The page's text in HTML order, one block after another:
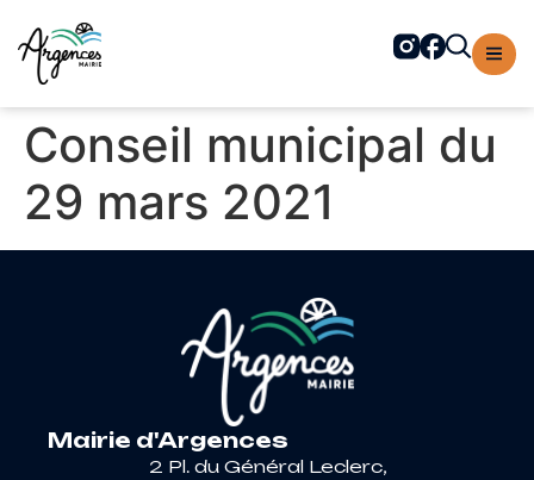
principal
Conseil municipal du
29 mars 2021
Mairie d'Argences
2 Pl. du Général Leclerc,